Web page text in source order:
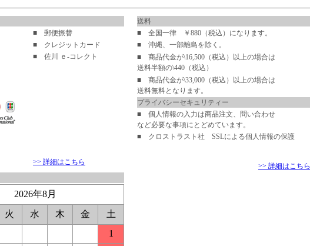
送料
■ 郵便振替
■ 全国一律 ￥880（税込）になります。
■ クレジットカード
■ 沖縄、一部離島を除く。
■ 佐川 ｅ-コレクト
■ 商品代金が\16,500（税込）以上の場合は
送料半額の\440（税込）
■ 商品代金が\33,000（税込）以上の場合は
送料無料となります。
プライバシーセキュリティー
■ 個人情報の入力は商品注文、問い合わせ
など必要な事項にとどめています。
>> 詳細はこちら
■ クロストラスト社 SSLによる個人情報の保護
>> 詳細はこちら
2026年8月
火 水 木 金
土
1